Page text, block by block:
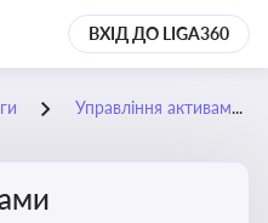
ВХІД ДО LIGA360
Управління активами